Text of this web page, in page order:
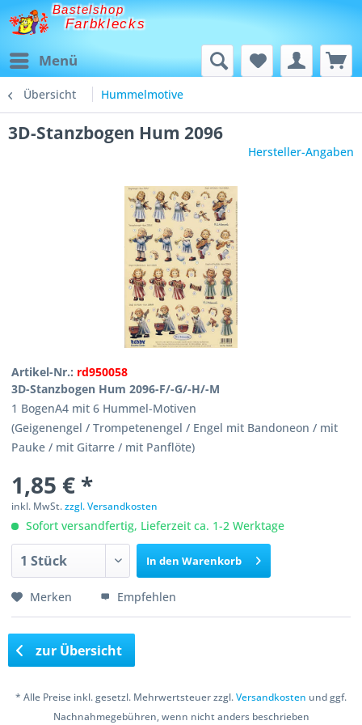
Bastelshop
Farbklecks
Menü
Übersicht Hummelmotive
3D-Stanzbogen Hum 2096
Hersteller-Angaben
Artikel-Nr.: rd950058
3D-Stanzbogen Hum 2096-F/-G/-H/-M
1 BogenA4 mit 6 Hummel-Motiven
(Geigenengel / Trompetenengel / Engel mit Bandoneon / mit
Pauke / mit Gitarre / mit Panflöte)
1,85 € *
inkl. MwSt.zzgl. Versandkosten
Sofort versandfertig, Lieferzeit ca. 1-2 Werktage
In den Warenkorb
Merken Empfehlen
zur Übersicht
* Alle Preise inkl. gesetzl. Mehrwertsteuer zzgl.Versandkosten und ggf.
Nachnahmegebühren, wenn nicht anders beschrieben